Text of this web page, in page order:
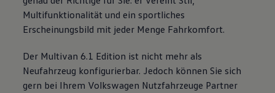
Multifunktionalität und ein sportliches
Erscheinungsbild mit jeder Menge Fahrkomfort.
Der Multivan 6.1 Edition ist nicht mehr als
Neufahrzeug konfigurierbar. Jedoch können Sie sich
gern bei Ihrem Volkswagen Nutzfahrzeuge Partner